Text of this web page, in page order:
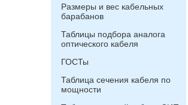
Размеры и вес кабельных
барабанов
Таблицы подбора аналога
оптического кабеля
ГОСТы
Таблица сечения кабеля по
мощности